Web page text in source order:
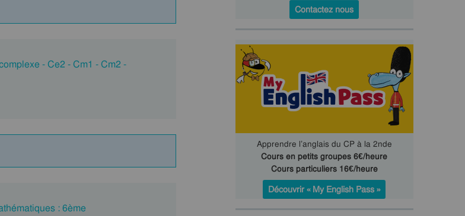
- Ce2 - Cm1 - Cm2 -
: 6ème
Contactez nous
Apprendre l’anglais du CP à la 2nde
Cours en petits groupes 6€/heure
Cours particuliers 16€/heure
Découvrir « My English Pass »